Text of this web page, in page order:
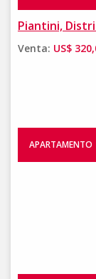
Piantini,
Venta: US$
APARTAMENTO